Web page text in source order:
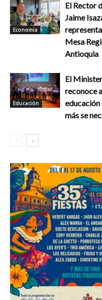
Economía
El Rector
Jaime
Mesa
Antioquia
Educación
El
reconoce
más se